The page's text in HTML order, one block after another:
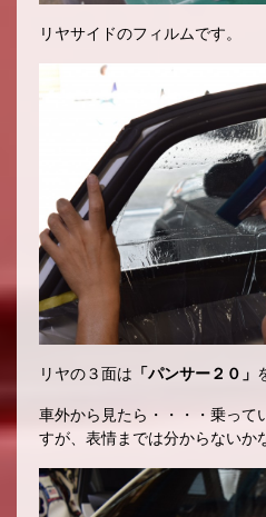
リヤサイドのフィルムです。
リヤの３面は 「パンサー２０」
車外から見たら・・・・乗って
すが、表情までは分からないか